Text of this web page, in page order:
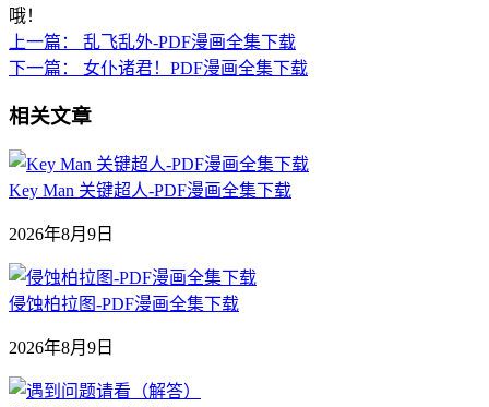
哦！
上一篇：
乱飞乱外-PDF漫画全集下载
下一篇：
女仆诸君！PDF漫画全集下载
相关文章
Key Man 关键超人-PDF漫画全集下载
2026年8月9日
侵蚀柏拉图-PDF漫画全集下载
2026年8月9日